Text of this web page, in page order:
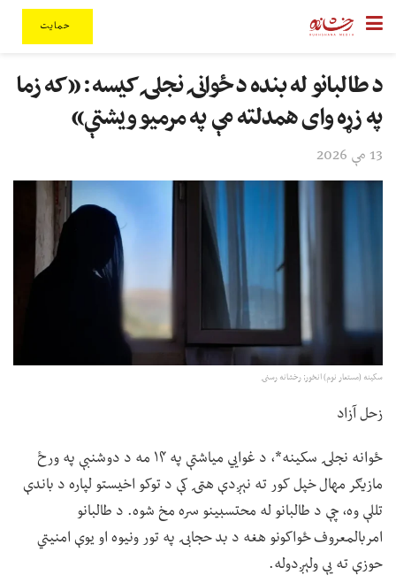
حمایت
د طالبانو له بنده د ځوانۍ نجلۍ کیسه: «که زما
په زړه وای همدلته مې په مرمیو ویشتې»
13 مې 2026
سکينه (مستعار نوم) انځور; رخشانه رسنۍ
زحل آزاد
ځوانه نجلۍ سکینه*، د غوايي میاشتې په ۱۴ مه د دوشنبې په ورځ
مازیګر مهال خپل کور ته نېږدې هټۍ کې د توکو اخیستو لپاره د باندې
تللې وه، چې د طالبانو له محتسبینو سره مخ شوه. د طالبانو
امربالمعروف ځواکونو هغه د بد حجابۍ په تور ونیوه او یوې امنیتي
حوزې ته یې ولېږدوله.